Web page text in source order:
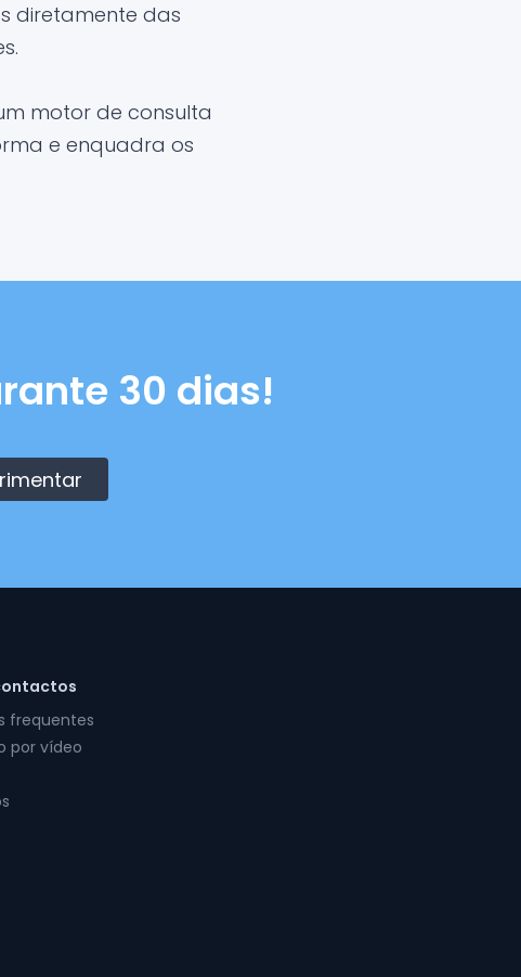
diretamente das
motor de consulta
e enquadra os
30 dias!
frequentes
por vídeo